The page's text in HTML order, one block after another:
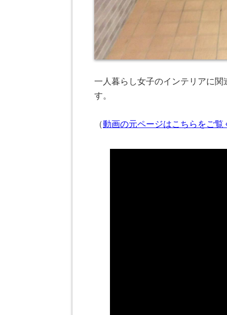
一人暮らし女子のインテリアに関
す。
（動画の元ページはこちらをご覧